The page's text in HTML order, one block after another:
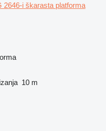
2646-i škarasta platforma
10 m